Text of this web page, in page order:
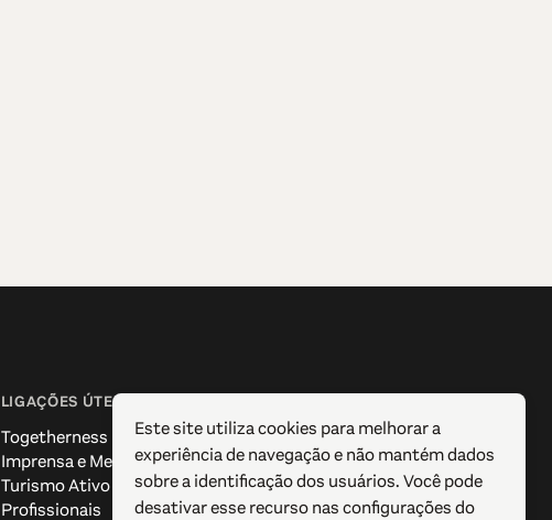
LIGAÇÕES ÚTEIS
Togetherness
Imprensa e Media
Turismo Ativo
Profissionais
Facebook
Instagram
X / Twitter
Pinterest
Este site utiliza cookies para melhorar a
experiência de navegação e não mantém dados
sobre a identificação dos usuários. Você pode
desativar esse recurso nas configurações do